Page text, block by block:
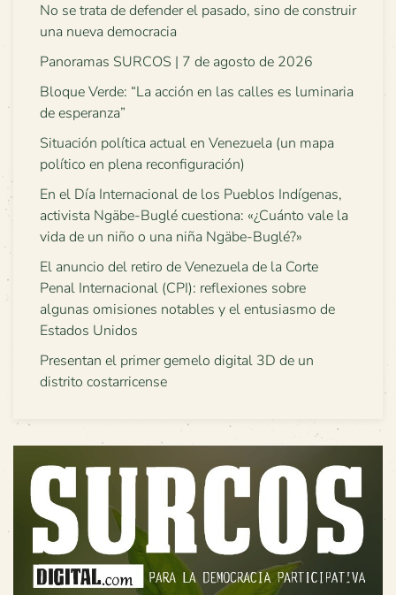
No se trata de defender el pasado, sino de construir
una nueva democracia
Panoramas SURCOS | 7 de agosto de 2026
Bloque Verde: “La acción en las calles es luminaria
de esperanza”
Situación política actual en Venezuela (un mapa
político en plena reconfiguración)
En el Día Internacional de los Pueblos Indígenas,
activista Ngäbe-Buglé cuestiona: «¿Cuánto vale la
vida de un niño o una niña Ngäbe-Buglé?»
El anuncio del retiro de Venezuela de la Corte
Penal Internacional (CPI): reflexiones sobre
algunas omisiones notables y el entusiasmo de
Estados Unidos
Presentan el primer gemelo digital 3D de un
distrito costarricense